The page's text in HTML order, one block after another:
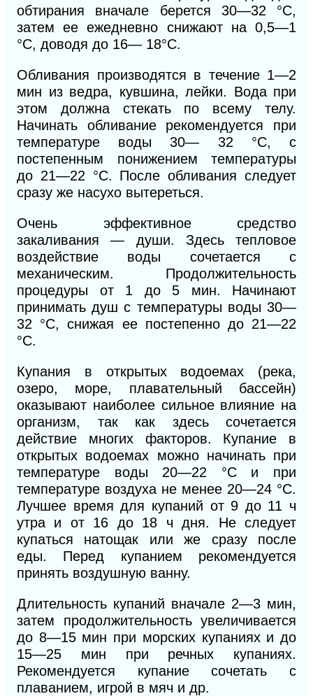
обтирания вначале берется 30—32 °С,
затем ее ежедневно снижают на 0,5—1
°С, доводя до 16— 18°С.
Обливания производятся в течение 1—2
мин из ведра, кувшина, лейки. Вода при
этом должна стекать по всему телу.
Начинать обливание рекомендуется при
температуре воды 30— 32 °С, с
постепенным понижением температуры
до 21—22 °С. После обливания следует
сразу же насухо вытереться.
Очень эффективное средство
закаливания — души. Здесь тепловое
воздействие воды сочетается с
механическим. Продолжительность
процедуры от 1 до 5 мин. Начинают
принимать душ с температуры воды 30—
32 °С, снижая ее постепенно до 21—22
°С.
Купания в открытых водоемах (река,
озеро, море, плавательный бассейн)
оказывают наиболее сильное влияние на
организм, так как здесь сочетается
действие многих факторов. Купание в
открытых водоемах можно начинать при
температуре воды 20—22 °С и при
температуре воздуха не менее 20—24 °С.
Лучшее время для купаний от 9 до 11 ч
утра и от 16 до 18 ч дня. Не следует
купаться натощак или же сразу после
еды. Перед купанием рекомендуется
принять воздушную ванну.
Длительность купаний вначале 2—3 мин,
затем продолжительность увеличивается
до 8—15 мин при морских купаниях и до
15—25 мин при речных купаниях.
Рекомендуется купание сочетать с
плаванием, игрой в мяч и др.